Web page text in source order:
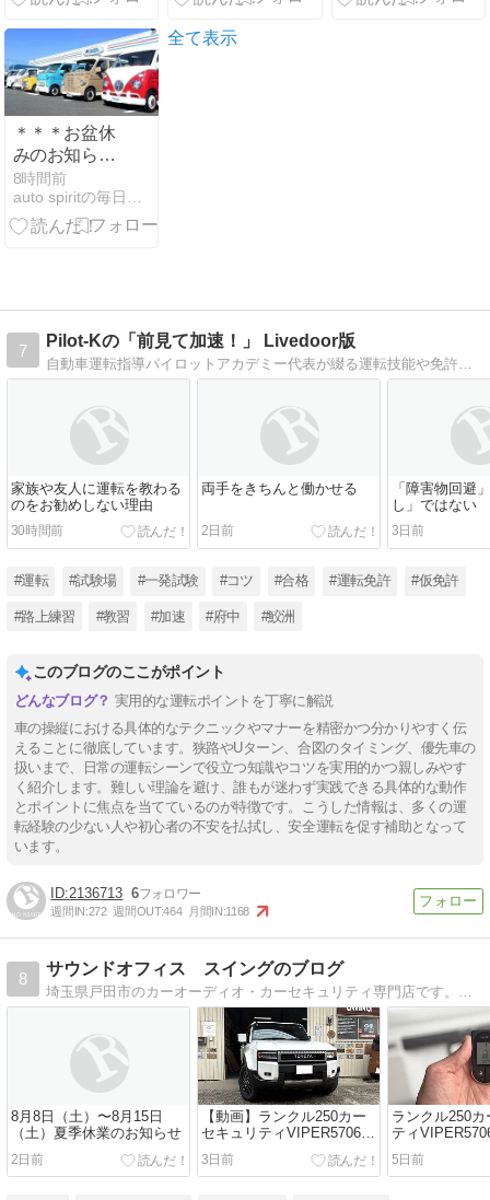
ザインした車
だった
＊＊＊お盆休
みのお知らせ
＊＊＊
8時間前
全て表示
7
Pilot-Kの「前見て加速！」 Livedoor版
自動車運転指導パイロットアカデミー代表が綴る運転技能や免許取得に関するアドバイス・感想等。教習生も一般ドライバーも必見！
家族や友人に運転を教わる
のをお勧めしない理由
30時間前
両手をきちんと働かせる
2日前
「障害物回避
し」ではない
3日前
#運転 #試験場 #一発試験 #コツ #合格 #運転免許 #仮免許
#路上練習 #教習 #加速 #府中 #鮫洲
このブログのここがポイント
実用的な運転ポイントを丁寧に解説
車の操縦における具体的なテクニックやマナーを精密かつ分かりやすく伝
えることに徹底しています。狭路やUターン、合図のタイミング、優先車の
扱いまで、日常の運転シーンで役立つ知識やコツを実用的かつ親しみやす
く紹介します。難しい理論を避け、誰もが迷わず実践できる具体的な動作
とポイントに焦点を当てているのが特徴です。こうした情報は、多くの運
転経験の少ない人や初心者の不安を払拭し、安全運転を促す補助となって
います。
2136713 6
週間IN:272 週間OUT:464 月間IN:1168
8
サウンドオフィス スイングのブログ
埼玉県戸田市のカーオーディオ・カーセキュリティ専門店です。日々の施工を書いています。
8月8日（土）〜8月15日
（土）夏季休業のお知らせ
2日前
【動画】ランクル250カー
セキュリティVIPER5706オ
リジナル最強プラン他
3日前
ランクル250
ティ
最強プラン他
5日前